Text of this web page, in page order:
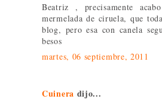
Beatriz , precisamente
mermelada de ciruela, que
blog, pero esa con canela
besos
martes, 06 septiembre, 2011
Cuinera dijo...